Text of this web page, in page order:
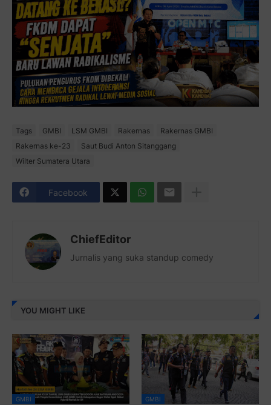
Tags GMBI LSM GMBI Rakernas
Rakernas GMBI
Rakernas ke-23
Saut Budi Anton Sitanggang
Wilter Sumatera Utara
Facebook
ChiefEditor
Jurnalis yang suka standup comedy
YOU MIGHT LIKE
GMBI GMBI